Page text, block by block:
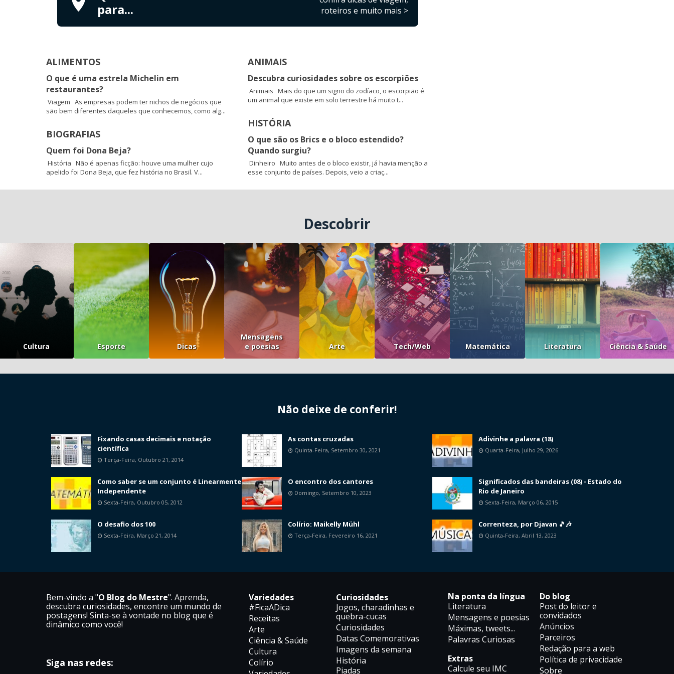
para...
roteiros e muito mais >
ALIMENTOS
O que é uma estrela Michelin em
restaurantes?
Viagem As empresas podem ter nichos de negócios que
são bem diferentes daqueles que conhecemos, como alg...
BIOGRAFIAS
Quem foi Dona Beja?
História Não é apenas ficção: houve uma mulher cujo
apelido foi Dona Beja, que fez história no Brasil. V...
ANIMAIS
Descubra curiosidades sobre os escorpiões
Animais Mais do que um signo do zodíaco, o escorpião é
um animal que existe em solo terrestre há muito t...
HISTÓRIA
O que são os Brics e o bloco estendido?
Quando surgiu?
Dinheiro Muito antes de o bloco existir, já havia menção a
esse conjunto de países. Depois, veio a criaç...
Descobrir
Cultura Esporte Dicas
Mensagens
e poesias
Arte Tech/Web Matemática Literatura Ciência & Saúde
Não deixe de conferir!
Fixando casas decimais e notação
científica
Terça-Feira, Outubro 21, 2014
Como saber se um conjunto é Linearmente
Independente
Sexta-Feira, Outubro 05, 2012
O desafio dos 100
Sexta-Feira, Março 21, 2014
As contas cruzadas
Quinta-Feira, Setembro 30, 2021
O encontro dos cantores
Domingo, Setembro 10, 2023
Colírio: Maikelly Mühl
Terça-Feira, Fevereiro 16, 2021
Adivinhe a palavra (18)
Quarta-Feira, Julho 29, 2026
Significados das bandeiras (08) - Estado do
Rio de Janeiro
Sexta-Feira, Março 06, 2015
Correnteza, por Djavan 🎵🎶
Quinta-Feira, Abril 13, 2023
Bem-vindo a "O Blog do Mestre". Aprenda,
descubra curiosidades, encontre um mundo de
postagens! Sinta-se à vontade no blog que é
dinâmico como você!
Siga nas redes:
Variedades
#FicaADica
Receitas
Arte
Ciência & Saúde
Cultura
Colírio
Curiosidades
Jogos, charadinhas e
quebra-cucas
Curiosidades
Datas Comemorativas
Imagens da semana
História
Piadas
Na ponta da língua
Literatura
Mensagens e poesias
Máximas, tweets...
Palavras Curiosas
Extras
Calcule seu IMC
Do blog
Post do leitor e
convidados
Anúncios
Parceiros
Redação para a web
Política de privacidade
Sobre